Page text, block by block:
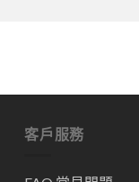
客戶服務